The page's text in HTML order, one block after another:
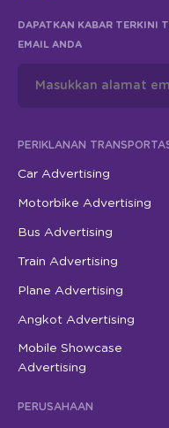
DAPATKAN KABAR TERKINI
EMAIL ANDA
PERIKLANAN
Car Advertising
Motorbike Advertising
Bus Advertising
Train Advertising
Plane Advertising
Angkot Advertising
Mobile Showcase
Advertising
PERUSAHAAN